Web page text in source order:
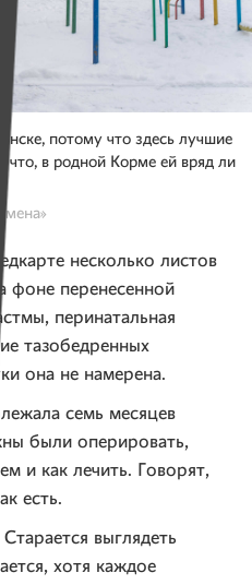
потому что здесь лучшие
что, в родной Корме ей вряд ли
несколько листов
фоне перенесенной
перинатальная
тазобедренных
она не намерена.
семь месяцев
были оперировать,
и как лечить. Говорят,
есть.
выглядеть
хотя каждое